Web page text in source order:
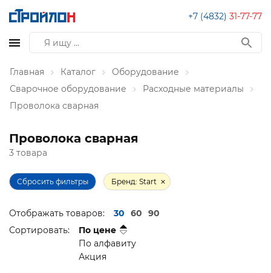
+7 (4832) 31-77-77
Главная Каталог
Оборудование
Сварочное оборудование
Расходные материалы
Проволока сварная
Проволока сварная
3 товара
Сбросить фильтры Бренд: Start
Отображать товаров: 30 60
90
Сортировать:
По цене
По алфавиту
Акция